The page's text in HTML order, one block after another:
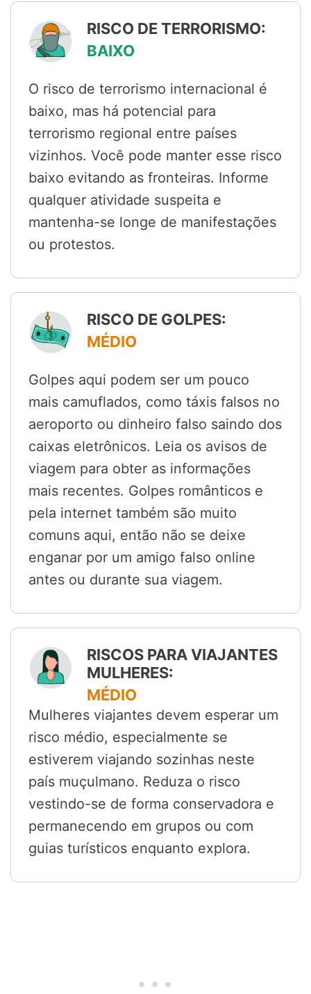
RISCO DE TERRORISMO:
BAIXO
O risco de terrorismo internacional é
baixo, mas há potencial para
terrorismo regional entre países
vizinhos. Você pode manter esse risco
baixo evitando as fronteiras. Informe
qualquer atividade suspeita e
mantenha-se longe de manifestações
ou protestos.
RISCO DE GOLPES:
MÉDIO
Golpes aqui podem ser um pouco
mais camuflados, como táxis falsos no
aeroporto ou dinheiro falso saindo dos
caixas eletrônicos. Leia os avisos de
viagem para obter as informações
mais recentes. Golpes românticos e
pela internet também são muito
comuns aqui, então não se deixe
enganar por um amigo falso online
antes ou durante sua viagem.
RISCOS PARA VIAJANTES
MULHERES:
MÉDIO
Mulheres viajantes devem esperar um
risco médio, especialmente se
estiverem viajando sozinhas neste
país muçulmano. Reduza o risco
vestindo-se de forma conservadora e
permanecendo em grupos ou com
guias turísticos enquanto explora.